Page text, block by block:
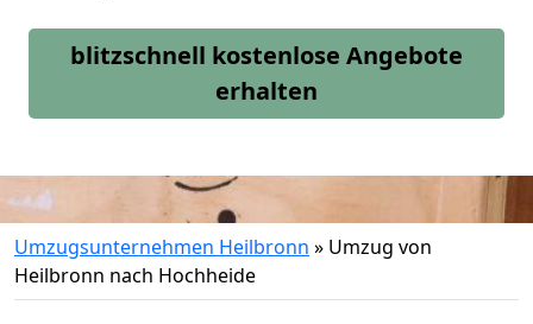
blitzschnell kostenlose Angebote
erhalten
Umzugsunternehmen Heilbronn » Umzug von
Heilbronn nach Hochheide